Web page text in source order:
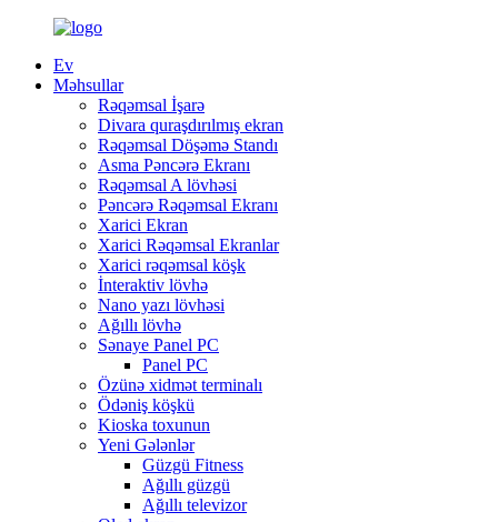
Ev
Məhsullar
Rəqəmsal İşarə
Divara quraşdırılmış ekran
Rəqəmsal Döşəmə Standı
Asma Pəncərə Ekranı
Rəqəmsal A lövhəsi
Pəncərə Rəqəmsal Ekranı
Xarici Ekran
Xarici Rəqəmsal Ekranlar
Xarici rəqəmsal köşk
İnteraktiv lövhə
Nano yazı lövhəsi
Ağıllı lövhə
Sənaye Panel PC
Panel PC
Özünə xidmət terminalı
Ödəniş köşkü
Kioska toxunun
Yeni Gələnlər
Güzgü Fitness
Ağıllı güzgü
Ağıllı televizor